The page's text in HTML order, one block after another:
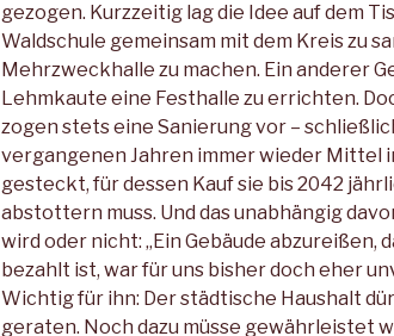
gezogen. Kurzzeitig lag die Idee auf dem
Waldschule gemeinsam mit dem Kreis zu
Mehrzweckhalle zu machen. Ein anderer
Lehmkaute eine Festhalle zu errichten.
zogen stets eine Sanierung vor –
vergangenen Jahren immer wieder Mittel
gesteckt, für dessen Kauf sie bis 2042
abstottern muss. Und das unabhängig
wird oder nicht: „Ein Gebäude abzureißen,
bezahlt ist, war für uns bisher doch eher
Wichtig für ihn: Der städtische Haushalt
geraten. Noch dazu müsse gewährleistet